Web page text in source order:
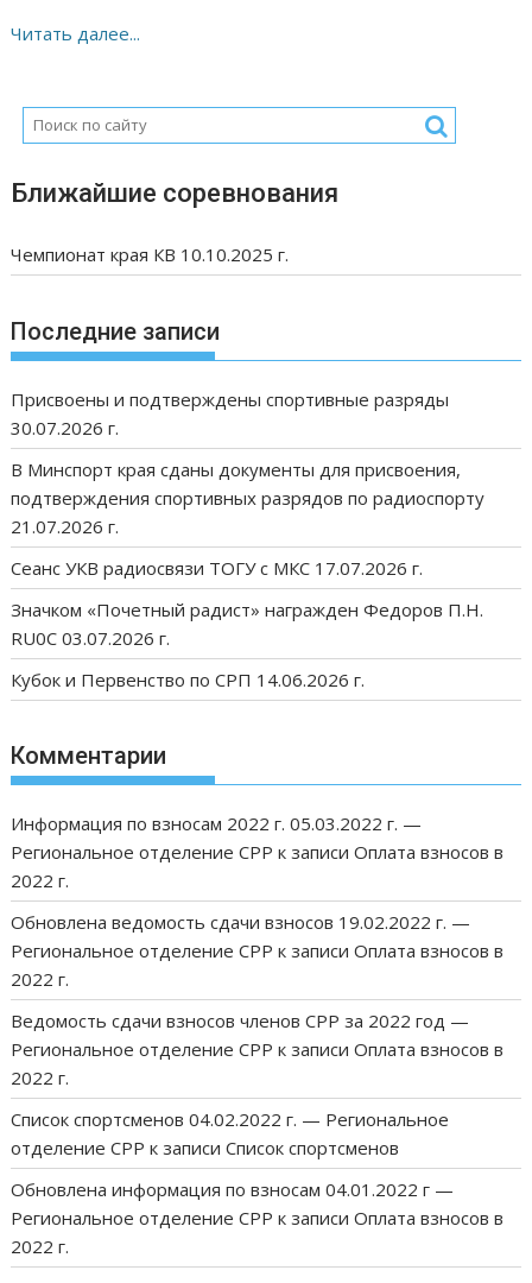
Читать далее...
Ближайшие соревнования
Чемпионат края КВ 10.10.2025 г.
Последние записи
Присвоены и подтверждены спортивные разряды
30.07.2026 г.
В Минспорт края сданы документы для присвоения,
подтверждения спортивных разрядов по радиоспорту
21.07.2026 г.
Сеанс УКВ радиосвязи ТОГУ с МКС 17.07.2026 г.
Значком «Почетный радист» награжден Федоров П.Н.
RU0C 03.07.2026 г.
Кубок и Первенство по СРП 14.06.2026 г.
Комментарии
Информация по взносам 2022 г. 05.03.2022 г. —
Региональное отделение СРР к записиОплата взносов в
2022 г.
Обновлена ведомость сдачи взносов 19.02.2022 г. —
Региональное отделение СРР к записиОплата взносов в
2022 г.
Ведомость сдачи взносов членов СРР за 2022 год —
Региональное отделение СРР к записиОплата взносов в
2022 г.
Список спортсменов 04.02.2022 г. — Региональное
отделение СРР к записиСписок спортсменов
Обновлена информация по взносам 04.01.2022 г —
Региональное отделение СРР к записиОплата взносов в
2022 г.